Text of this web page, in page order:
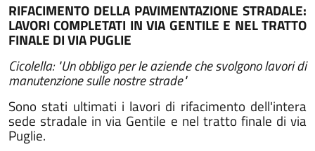
RIFACIMENTO DELLA PAVIMENTAZIONE STRADALE:
LAVORI COMPLETATI IN VIA GENTILE E NEL TRATTO
FINALE DI VIA PUGLIE
Cicolella: "Un obbligo per le aziende che svolgono lavori di
manutenzione sulle nostre strade"
Sono stati ultimati i lavori di rifacimento dell'intera
sede stradale in via Gentile e nel tratto finale di via
Puglie.